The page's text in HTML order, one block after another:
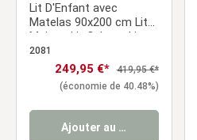
Lit D'Enfant avec
Matelas 90x200 cm Lit
Maison Lit Cabane Lit
Montessori Lit Bois
Blanc Tiroir
2081
Prix de vente :
249,95 €* Prix régulier :
419,95 €*
(économie de 40.48%)
Ajouter au panier